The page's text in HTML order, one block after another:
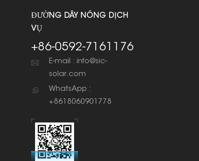
ĐƯỜNG DÂY NÓNG DỊCH
VỤ
+86-0592-7161176
E-mail : info@sic-
solar.com
WhatsApp :
+8618060901778